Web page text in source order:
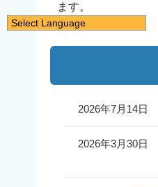
ます。
2026年7月14日
2026年3月30日
Select Language
简体中文